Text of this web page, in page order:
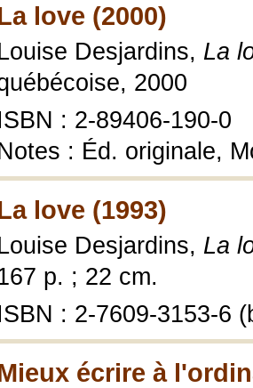
love (2000)
Desjardins, La
2000
: 2-89406-190-0
: Éd. originale,
love (1993)
Desjardins, La
p. ; 22 cm.
: 2-7609-3153-6
écrire à